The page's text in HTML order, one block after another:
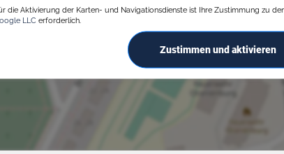
die Aktivierung der Karten- und Navigationsdienste ist Ihre Zustimmung zu
LLC erforderlich.
Zustimmen und aktivieren